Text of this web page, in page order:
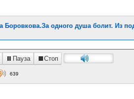
Боровкова.За одного душа болит. Из
Пауза Стоп
639